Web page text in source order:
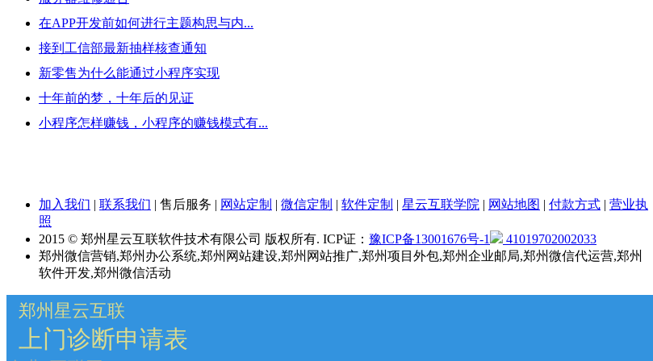
在APP开发前如何进行主题构思与内...
接到工信部最新抽样核查通知
新零售为什么能通过小程序实现
十年前的梦，十年后的见证
小程序怎样赚钱，小程序的赚钱模式有...
加入我们 | 联系我们 | 售后服务 | 网站定制 | 微信定制 | 软件定制 | 星云互联学院 | 网站地图 | 付款方式 | 营业执
照
2015 © 郑州星云互联软件技术有限公司 版权所有. ICP证： 豫ICP备13001676号-1
41019702002033
郑州微信营销,郑州办公系统,郑州网站建设,郑州网站推广,郑州项目外包,郑州企业邮局,郑州微信代运营,郑州
软件开发,郑州微信活动
郑州星云互联
上门诊断申请表